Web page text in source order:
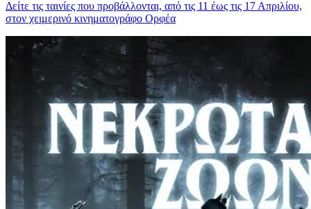
Δείτε τις ταινίες που προβάλλονται, από τις 11 έως τις 17 Απριλίου,
στον χειμερινό κινηματογράφο Ορφέα